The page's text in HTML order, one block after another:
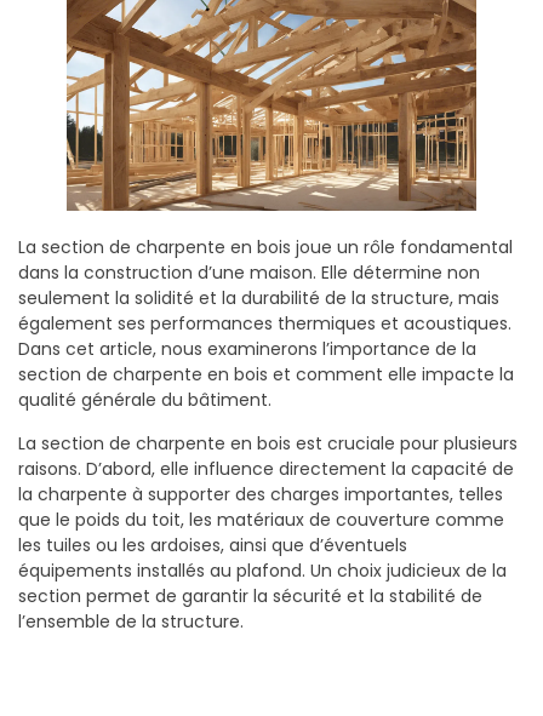
La section de charpente en bois joue un rôle fondamental
dans la construction d’une maison. Elle détermine non
seulement la solidité et la durabilité de la structure, mais
également ses performances thermiques et acoustiques.
Dans cet article, nous examinerons l’importance de la
section de charpente en bois et comment elle impacte la
qualité générale du bâtiment.
La section de charpente en bois est cruciale pour plusieurs
raisons. D’abord, elle influence directement la capacité de
la charpente à supporter des charges importantes, telles
que le poids du toit, les matériaux de couverture comme
les tuiles ou les ardoises, ainsi que d’éventuels
équipements installés au plafond. Un choix judicieux de la
section permet de garantir la sécurité et la stabilité de
l’ensemble de la structure.